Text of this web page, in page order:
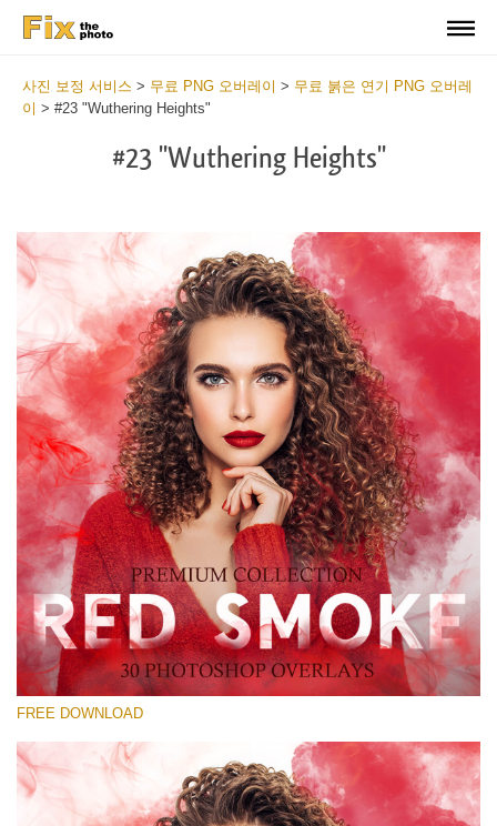
사진 보정 서비스 > 무료 PNG 오버레이 > 무료 붉은 연기 PNG 오버레
이 > #23 "Wuthering Heights"
#23 "Wuthering Heights"
선택 해주세요
Free Red Smoke Overlay #23
Small 800*533px
Red Smoke
(30 Overlays)
Sunlight Collection
(290 Overlays)
FREE DOWNLOAD